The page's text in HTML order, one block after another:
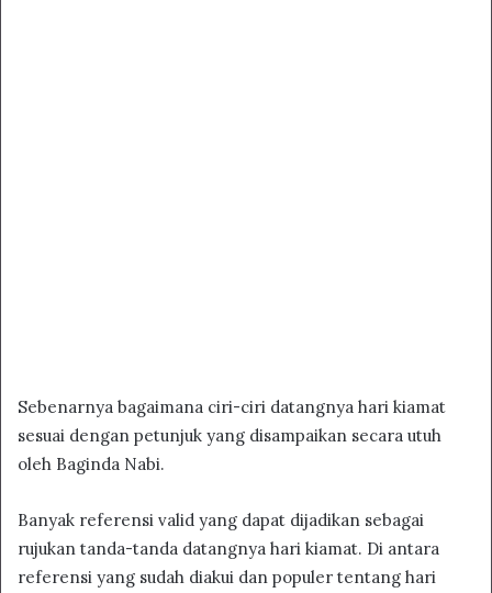
Sebenarnya bagaimana ciri-ciri datangnya hari kiamat
sesuai dengan petunjuk yang disampaikan secara utuh
oleh Baginda Nabi.
Banyak referensi valid yang dapat dijadikan sebagai
rujukan tanda-tanda datangnya hari kiamat. Di antara
referensi yang sudah diakui dan populer tentang hari